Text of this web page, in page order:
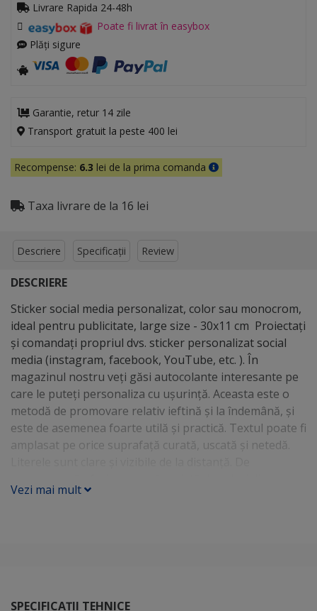
Livrare Rapida 24-48h
Poate fi livrat în easybox
Plăți sigure
Garantie, retur 14 zile
Transport gratuit la peste 400 lei
Recompense: 6.3 lei de la prima comanda
Taxa livrare de la 16 lei
Descriere Specificații Review
DESCRIERE
Sticker social media personalizat, color sau monocrom,
ideal pentru publicitate, large size - 30x11 cm Proiectați
și comandați propriul dvs. sticker personalizat social
media (instagram, facebook, YouTube, etc. ). În
magazinul nostru veți găsi autocolante interesante pe
care le puteți personaliza cu ușurință. Aceasta este o
metodă de promovare relativ ieftină și la îndemână, și
este de asemenea foarte utilă și practică. Textul poate fi
amplasat pe orice suprafață curată, uscată și netedă.
să alegeți (chiar și material reflectorizant). Autocolantul
Autocolantele noastre au o grafică atractivă și estetică
Vezi mai mult
SPECIFICAȚII TEHNICE